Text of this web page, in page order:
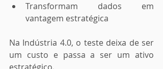
Transformam dados em
vantagem estratégica
Na Indústria 4.0, o teste deixa de ser
um custo e passa a ser um ativo